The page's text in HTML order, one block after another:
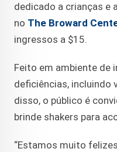
dedicado a crianças e
no The Broward
ingressos a $15.
Feito em ambiente de
deficiências, incluindo
disso, o público é
brinde shakers para
“Estamos muito